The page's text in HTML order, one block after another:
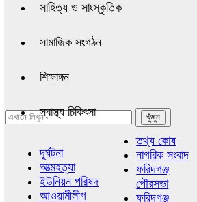
সাহিত্য ও সাংস্কৃতিক
সামাজিক সংগঠন
শিক্ষাঙ্গন
স্বাস্থ্য চিকিৎসা
দূর্ঘটনা
আত্মহত্যা
ইউনিয়ন পরিষদ
আওয়ামীলীগ
তথ্য কোষ
নাগরিক সংবাদ
ফরিদগঞ্জ
পৌরসভা
ফরিদগঞ্জ